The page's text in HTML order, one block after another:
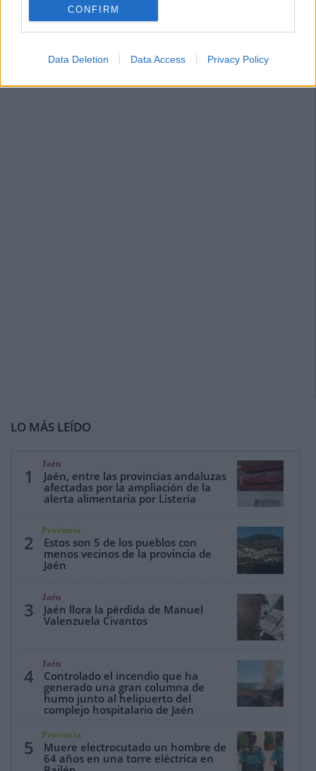
CONFIRM
Data Deletion Data Access Privacy Policy
LO MÁS LEÍDO
1
Jaén
Jaén, entre las provincias andaluzas
afectadas por la ampliación de la
alerta alimentaria por Listeria
2
Provincia
Estos son 5 de los pueblos con
menos vecinos de la provincia de
Jaén
3
Jaén
Jaén llora la pérdida de Manuel
Valenzuela Civantos
4
Jaén
Controlado el incendio que ha
generado una gran columna de
humo junto al helipuerto del
complejo hospitalario de Jaén
5
Provincia
Muere electrocutado un hombre de
64 años en una torre eléctrica en